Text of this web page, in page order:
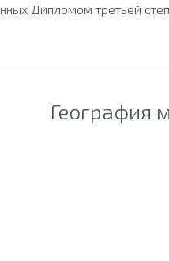
Дипломом третьей
География